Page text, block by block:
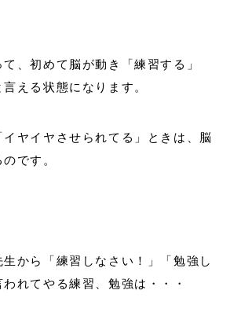
、初めて脳が動き「練習する」
言える状態になります。
イヤイヤさせられてる」ときは、脳
です。
から「練習しなさい！」「勉強し
れてやる練習、勉強は・・・